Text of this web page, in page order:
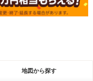
地図から探す